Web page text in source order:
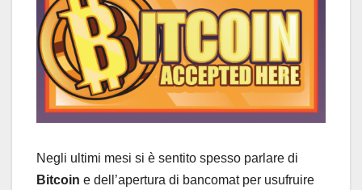
Negli ultimi mesi si è sentito spesso parlare di
Bitcoin e dell’apertura di bancomat per usufruire